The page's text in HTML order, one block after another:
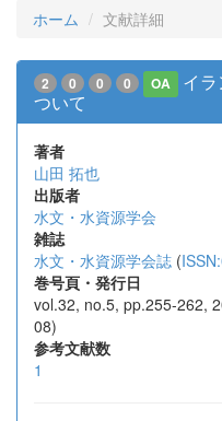
ホーム 文献詳細
2 0 0 0 OA
イ
ついて
著者
山田 拓也
出版者
水文・水資源学会
雑誌
水文・水資源学会誌 (
巻号頁・発行日
vol.32, no.5, pp.255-262,
08)
参考文献数
1